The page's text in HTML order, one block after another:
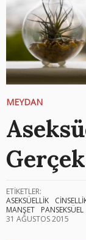
MEYDAN
Gerçek
ETİKETLER:
ASEKSÜELLİK
MANŞET
PANSEKSÜEL
31 AĞUSTOS 2015